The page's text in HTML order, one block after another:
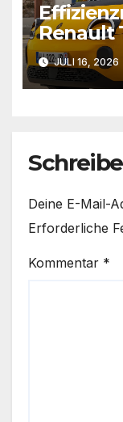
Renault
JULI 16, 2026
Deine E-Mail-
Erforderliche
Kommentar *